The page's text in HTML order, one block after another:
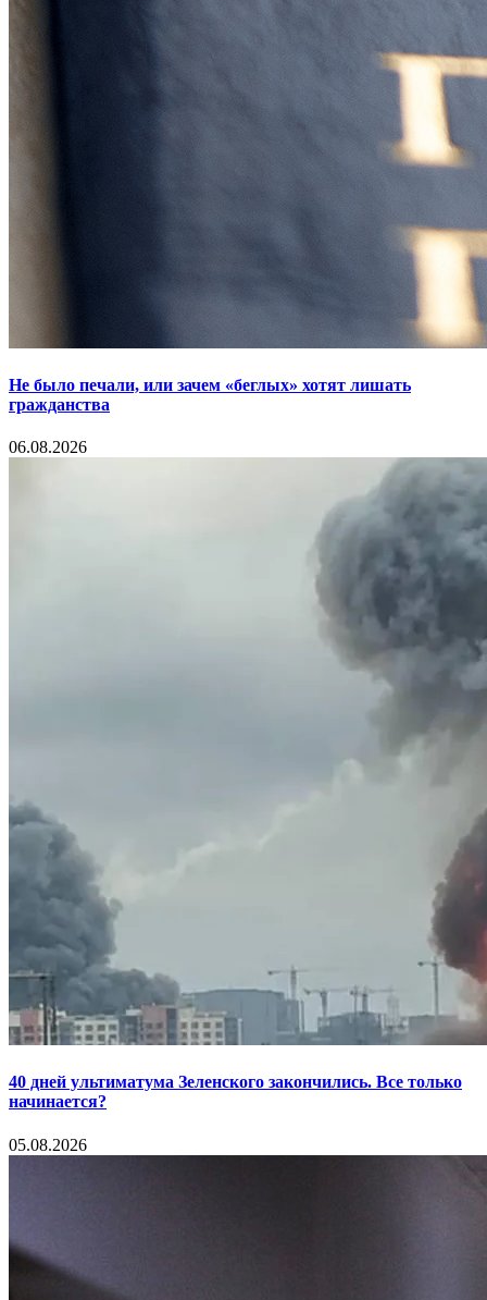
Не было печали, или зачем «беглых» хотят лишать
гражданства
06.08.2026
40 дней ультиматума Зеленского закончились. Все только
начинается?
05.08.2026